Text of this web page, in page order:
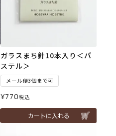
ガラスまち針10本入り＜パ
ステル＞
メール便3個まで可
¥770税込
カートに入れる